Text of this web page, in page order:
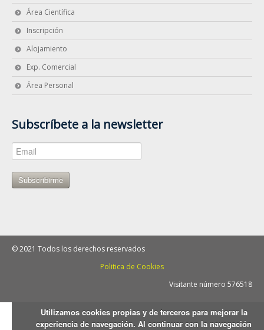
Área Científica
Inscripción
Alojamiento
Exp. Comercial
Área Personal
Subscríbete a la newsletter
Subscribirme
© 2021 Todos los derechos reservados
Politica de Cookies
Visitante número 576518
Utilizamos cookies propias y de terceros para mejorar la
experiencia de navegación. Al continuar con la navegación